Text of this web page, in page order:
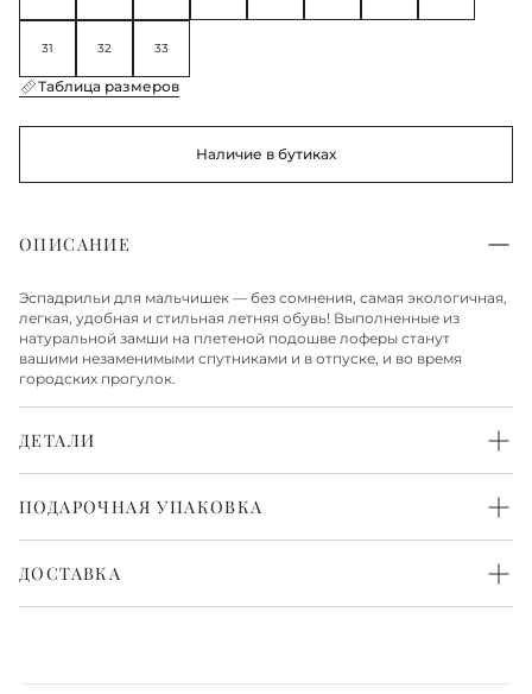
31 32 33
Таблица размеров
Наличие в бутиках
ОПИСАНИЕ
Эспадрильи для мальчишек — без сомнения, самая экологичная,
легкая, удобная и стильная летняя обувь! Выполненные из
натуральной замши на плетеной подошве лоферы станут
вашими незаменимыми спутниками и в отпуске, и во время
городских прогулок.
ДЕТАЛИ
Подошва из резины
ПОДАРОЧНАЯ УПАКОВКА
упаковка выглядит красиво и нарядно. Всё готово, чтобы
ДОСТАВКА